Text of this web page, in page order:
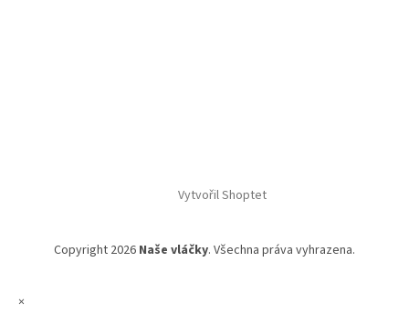
Vytvořil Shoptet
Copyright 2026 Naše vláčky. Všechna práva vyhrazena.
×